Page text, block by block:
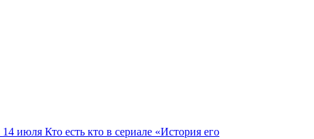
14 июля Кто есть кто в сериале «История его